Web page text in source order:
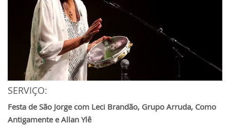
SERVIÇO:
Festa de São Jorge com Leci Brandão, Grupo Arruda, Como
Antigamente e Allan Ylê